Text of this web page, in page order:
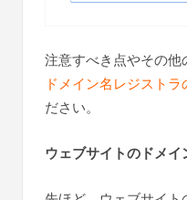
注意すべき点やその他
ドメイン名レジスト
ださい。
ウェブサイトのドメ